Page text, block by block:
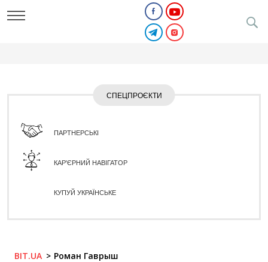
СПЕЦПРОЄКТИ
ПАРТНЕРСЬКІ
КАР'ЄРНИЙ НАВІГАТОР
КУПУЙ УКРАЇНСЬКЕ
BIT.UA Роман Гаврыш